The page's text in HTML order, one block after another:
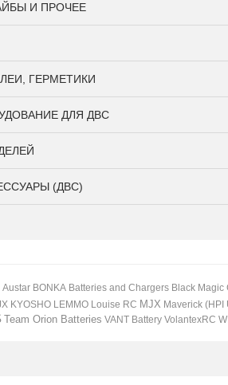
И ПРОЧЕЕ
ГЕРМЕТИКИ
ДЛЯ ДВС
(ДВС)
Austar BONKA Batteries and Chargers Black Magic
KYOSHO LEMMO Louise RC MJX Maverick (HPI
Team Orion Batteries VANT Battery VolantexRC